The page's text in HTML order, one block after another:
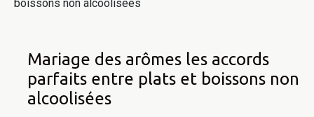
boissons non alcoolisées
Mariage des arômes les accords
parfaits entre plats et boissons non
alcoolisées